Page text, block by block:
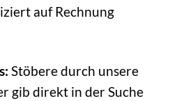
auf Rechnung
Stöbere durch unsere
gib direkt in der Suche